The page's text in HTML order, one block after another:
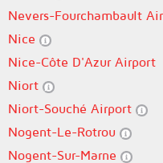
Nevers-Fourchambault
Nice
Nice-Côte D'Azur Airport
Niort
Niort-Souché Airport
Nogent-Le-Rotrou
Nogent-Sur-Marne